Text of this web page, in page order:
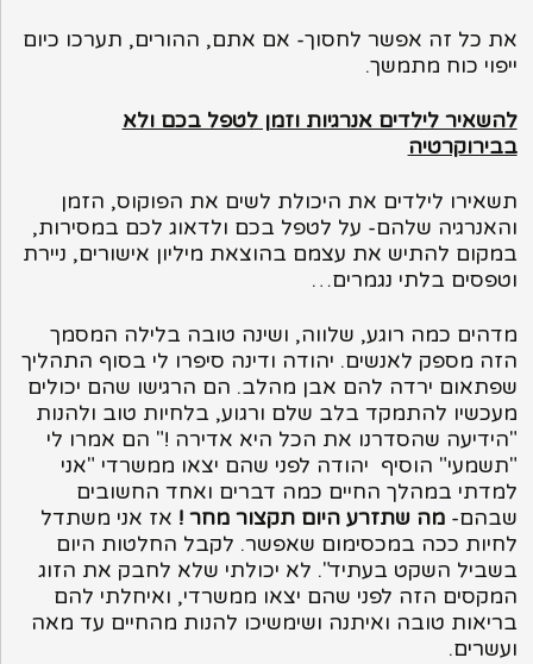
את כל זה אפשר לחסוך- אם אתם, ההורים, תערכו כיום
ייפוי כוח מתמשך.
להשאיר לילדים אנרגיות וזמן לטפל בכם ולא
בבירוקרטיה
תשאירו לילדים את היכולת לשים את הפוקוס, הזמן
והאנרגיה שלהם- על לטפל בכם ולדאוג לכם במסירות,
במקום להתיש את עצמם בהוצאת מיליון אישורים, ניירת
וטפסים בלתי נגמרים…
מדהים כמה רוגע, שלווה, ושינה טובה בלילה המסמך
הזה מספק לאנשים. יהודה ודינה סיפרו לי בסוף התהליך
שפתאום ירדה להם אבן מהלב. הם הרגישו שהם יכולים
מעכשיו להתמקד בלב שלם ורגוע, בלחיות טוב ולהנות
"הידיעה שהסדרנו את הכל היא אדירה !" הם אמרו לי
"תשמעי" הוסיף יהודה לפני שהם יצאו ממשרדי "אני
למדתי במהלך החיים כמה דברים ואחד החשובים
שבהם-מה שתזרע היום תקצור מחר ! אז אני משתדל
לחיות ככה במכסימום שאפשר. לקבל החלטות היום
בשביל השקט בעתיד". לא יכולתי שלא לחבק את הזוג
המקסים הזה לפני שהם יצאו ממשרדי, ואיחלתי להם
בריאות טובה ואיתנה ושימשיכו להנות מהחיים עד מאה
ועשרים.